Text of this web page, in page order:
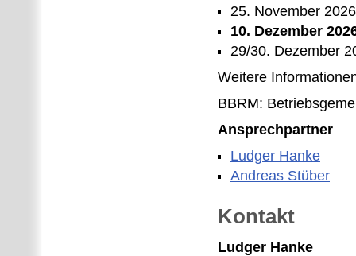
25. November 2026
10. Dezember
29/30. Dezember
Weitere
BBRM:
Ansprechpartner
Ludger Hanke
Andreas Stüber
Kontakt
Ludger Hanke